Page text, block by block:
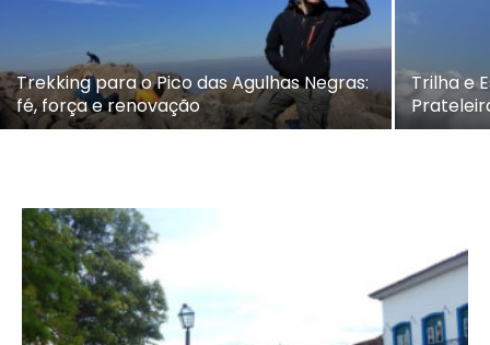
Trekking para o Pico das Agulhas Negras:
fé, força e renovação
Trilha e